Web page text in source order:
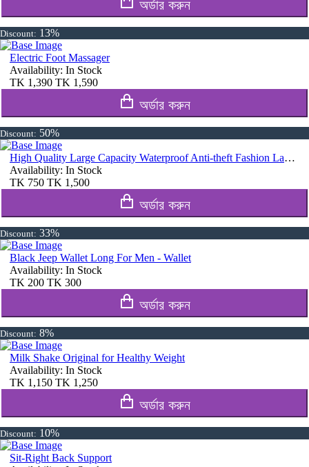
অর্ডার করুন
Discount: 13%
Electric Foot Massager
Availability: In Stock
TK 1,390 TK 1,590
অর্ডার করুন
Discount: 50%
High Quality Large Capacity Waterproof Anti-theft Fashion Ladies Bag (Merun)
Availability: In Stock
TK 750 TK 1,500
অর্ডার করুন
Discount: 33%
Black Jeep Wallet Long For Men - Wallet
Availability: In Stock
TK 200 TK 300
অর্ডার করুন
Discount: 8%
Milk Shake Original for Healthy Weight
Availability: In Stock
TK 1,150 TK 1,250
অর্ডার করুন
Discount: 10%
Sit-Right Back Support